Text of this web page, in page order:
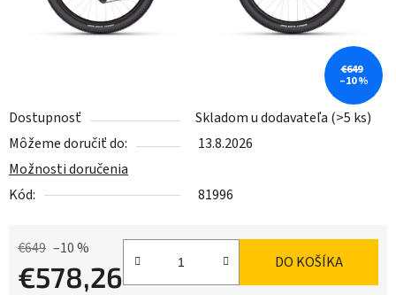
Dostupnosť Skladom u dodavateľa (>5 ks)
Môžeme doručiť do:
13.8.2026
Možnosti doručenia
Kód:
81996
€649 –10 %
€578,26 DO KOŠÍKA
€649
–10 %